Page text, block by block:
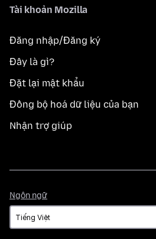
Tài khoản Mozilla
Đăng nhập/Đăng ký
Đây là gì?
Đặt lại mật khẩu
Đồng bộ hoá dữ liệu của bạn
Nhận trợ giúp
Ngôn ngữ
ngữ